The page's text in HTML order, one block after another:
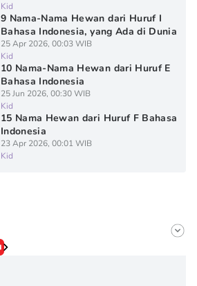
Kid
9 Nama-Nama Hewan dari Huruf I
Bahasa Indonesia, yang Ada di Dunia
25 Apr 2026, 00:03 WIB
Kid
10 Nama-Nama Hewan dari Huruf E
Bahasa Indonesia
25 Jun 2026, 00:30 WIB
Kid
15 Nama Hewan dari Huruf F Bahasa
Indonesia
23 Apr 2026, 00:01 WIB
Kid